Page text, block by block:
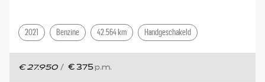
2021 Benzine 42.564 km Handgeschakeld
€ 27.950 / € 375p.m.